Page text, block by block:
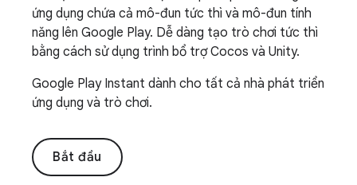
ứng dụng chứa cả mô-đun tức thì và mô-đun tính
năng lên Google Play. Dễ dàng tạo trò chơi tức thì
bằng cách sử dụng trình bổ trợ Cocos và Unity.
Google Play Instant dành cho tất cả nhà phát triển
ứng dụng và trò chơi.
Bắt đầu